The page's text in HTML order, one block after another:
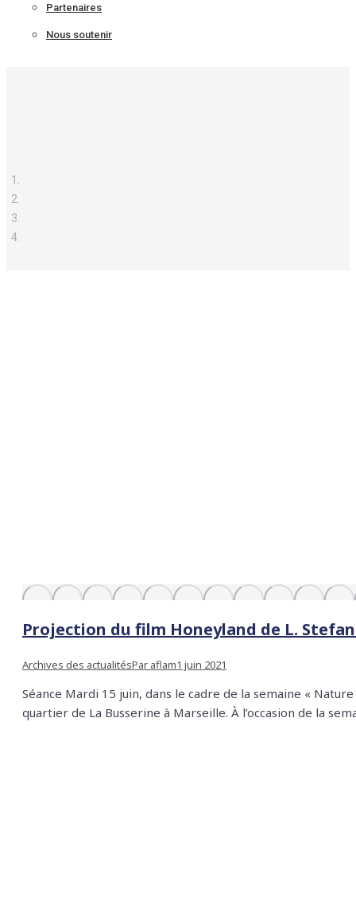
Partenaires
Nous soutenir
Projection du film Honeyland de L.
Archives des actualitésPar aflam1 juin 2021
Séance Mardi 15 juin, dans le cadre de la semaine «
quartier de La Busserine à Marseille. À l’occasion de la